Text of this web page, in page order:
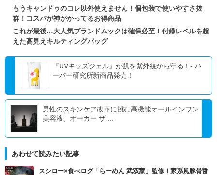
もうキャンドゥのコレ以外使えません！個包装で使いやすさ抜
群！コスパが神がかってるお得商品
これが最後…大人気ブランドムックは確保必至！付録レベルを超
えた高見えキルティングバッグ
『UVキッズジェル』が肌を紫外線から守る！- ハ
ーバー研究所新商品発売！
男性のスキンケア改革に挑む高機能オールインワン
美容液、オーカー ザ ...
あわせて読みたい記事
スシロー×食べログ「らーめん 武双家」監修！家系風豚骨醤